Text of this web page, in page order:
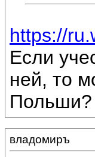
https://
Если
ней, то
владомиръ